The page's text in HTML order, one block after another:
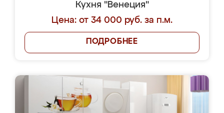
Кухня "Венеция"
Цена: от 34 000 руб. за п.м.
ПОДРОБНЕЕ